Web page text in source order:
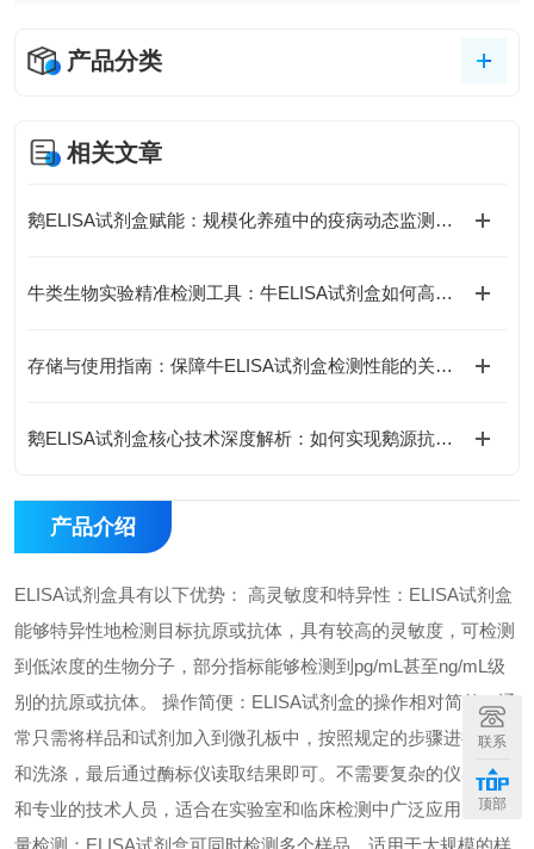
产品分类
相关文章
鹅ELISA试剂盒赋能：规模化养殖中的疫病动态监测体系
牛类生物实验精准检测工具：牛ELISA试剂盒如何高效完成牛源样本目标蛋白定量分析？
存储与使用指南：保障牛ELISA试剂盒检测性能的关键措施
鹅ELISA试剂盒核心技术深度解析：如何实现鹅源抗体与抗原的高特异性检测及精准定量分析？
产品介绍
ELISA试剂盒具有以下优势： 高灵敏度和特异性：ELISA试剂盒
能够特异性地检测目标抗原或抗体，具有较高的灵敏度，可检测
到低浓度的生物分子，部分指标能够检测到pg/mL甚至ng/mL级
别的抗原或抗体。 操作简便：ELISA试剂盒的操作相对简单，通
常只需将样品和试剂加入到微孔板中，按照规定的步骤进行孵育
和洗涤，最后通过酶标仪读取结果即可。不需要复杂的仪器设备
和专业的技术人员，适合在实验室和临床检测中广泛应用。 高通
量检测：ELISA试剂盒可同时检测多个样品，适用于大规模的样
联系
顶部